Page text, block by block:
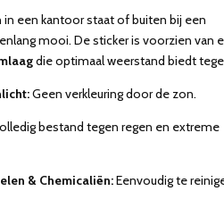
in een kantoor staat of buiten bij een
mooi. De sticker is voorzien van
die optimaal weerstand biedt
Geen verkleuring door de zon.
bestand tegen regen en extreme
& Chemicaliën:Eenvoudig te